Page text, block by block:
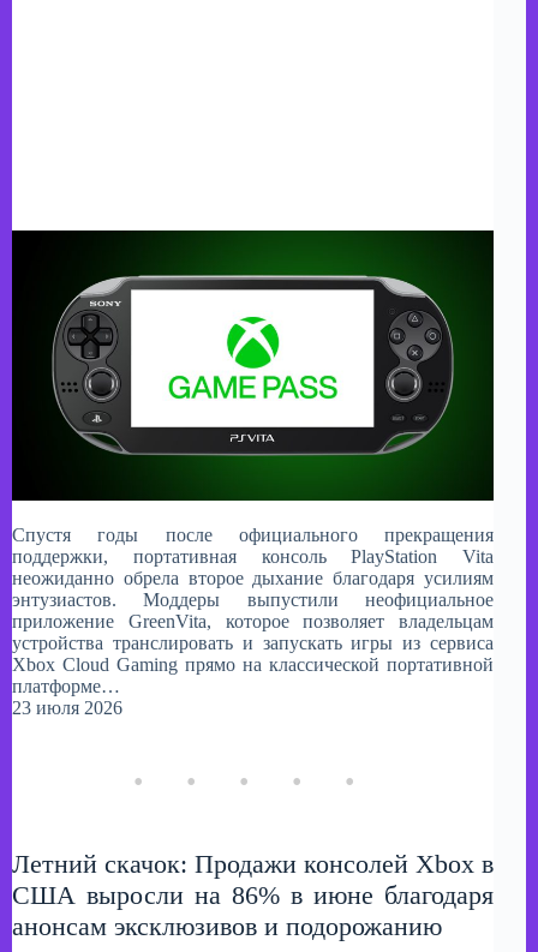
Спустя годы после официального прекращения
поддержки, портативная консоль PlayStation Vita
неожиданно обрела второе дыхание благодаря усилиям
энтузиастов. Моддеры выпустили неофициальное
приложение GreenVita, которое позволяет владельцам
устройства транслировать и запускать игры из сервиса
Xbox Cloud Gaming прямо на классической портативной
платформе…
23 июля 2026
Летний скачок: Продажи консолей Xbox в
США выросли на 86% в июне благодаря
анонсам эксклюзивов и подорожанию